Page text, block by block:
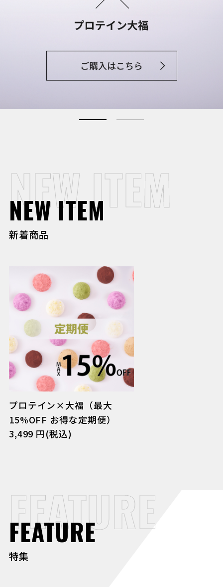
NEW ITEM
新着商品
NEW ITEM
プロテイン×大福（最大
15%OFF お得な定期便）
3,499 円(税込)
FEATURE
特集
FEATURE